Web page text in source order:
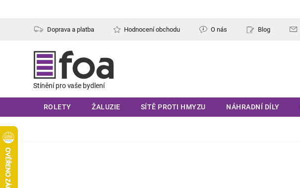
Doprava a platba Hodnocení obchodu O nás Blog
ROLETY ŽALUZIE SÍTĚ PROTI HMYZU NÁHRADNÍ DÍLY